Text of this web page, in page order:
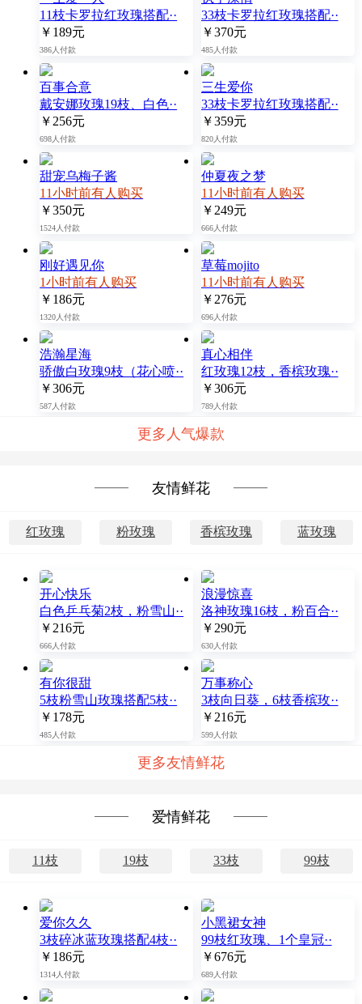
11枝卡罗拉红玫瑰搭配··
￥189元
386人付款
33枝卡罗拉红玫瑰搭配··
￥370元
485人付款
百事合意
戴安娜玫瑰19枝、白色··
￥256元
698人付款
三生爱你
33枝卡罗拉红玫瑰搭配··
￥359元
820人付款
甜宠乌梅子酱
11小时前有人购买
￥350元
1524人付款
仲夏夜之梦
11小时前有人购买
￥249元
666人付款
刚好遇见你
1小时前有人购买
￥186元
1320人付款
草莓mojito
11小时前有人购买
￥276元
696人付款
浩瀚星海
骄傲白玫瑰9枝（花心喷··
￥306元
587人付款
真心相伴
红玫瑰12枝，香槟玫瑰··
￥306元
789人付款
更多人气爆款
友情鲜花
红玫瑰 粉玫瑰 香槟玫瑰 蓝玫瑰
开心快乐
白色乒乓菊2枝，粉雪山··
￥216元
666人付款
浪漫惊喜
洛神玫瑰16枝，粉百合··
￥290元
630人付款
有你很甜
5枝粉雪山玫瑰搭配5枝··
￥178元
485人付款
万事称心
3枝向日葵，6枝香槟玫··
￥216元
599人付款
更多友情鲜花
爱情鲜花
11枝 19枝 33枝 99枝
爱你久久
3枝碎冰蓝玫瑰搭配4枝··
￥186元
1314人付款
小黑裙女神
99枝红玫瑰、1个皇冠··
￥676元
689人付款